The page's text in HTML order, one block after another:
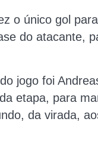
o único gol
do atacante,
jogo foi
etapa, para
da virada,